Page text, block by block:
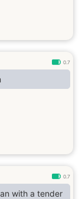
0.7
0.7
with a tender